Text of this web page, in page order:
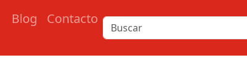
Blog Contacto